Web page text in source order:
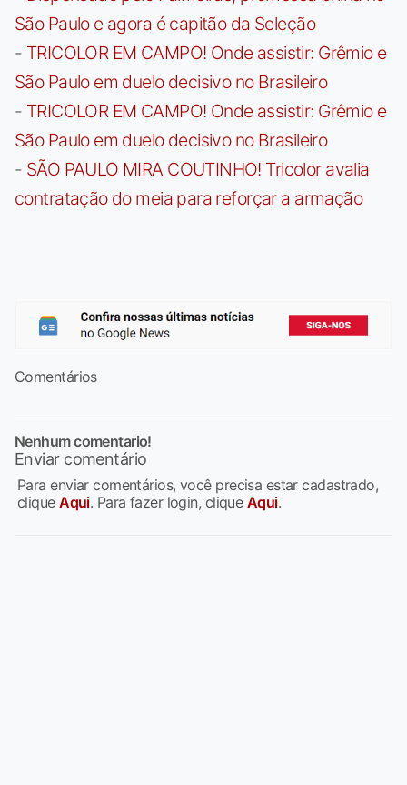
São Paulo e agora é capitão da Seleção
- TRICOLOR EM CAMPO! Onde assistir: Grêmio e
São Paulo em duelo decisivo no Brasileiro
- TRICOLOR EM CAMPO! Onde assistir: Grêmio e
São Paulo em duelo decisivo no Brasileiro
- SÃO PAULO MIRA COUTINHO! Tricolor avalia
contratação do meia para reforçar a armação
Comentários
Nenhum comentario!
Enviar comentário
Para enviar comentários, você precisa estar cadastrado,
cliqueAqui. Para fazer login, clique Aqui.